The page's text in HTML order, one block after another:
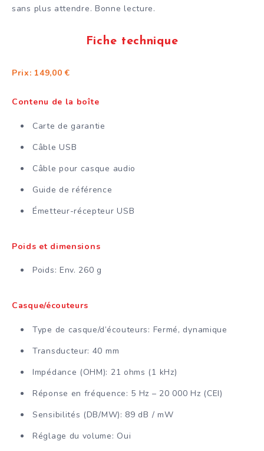
sans plus attendre. Bonne lecture.
Fiche technique
Prix: 149,00 €
Contenu de la boîte
Carte de garantie
Câble USB
Câble pour casque audio
Guide de référence
Émetteur-récepteur USB
Poids et dimensions
Poids: Env. 260 g
Casque/écouteurs
Type de casque/d’écouteurs: Fermé, dynamique
Transducteur: 40 mm
Impédance (OHM): 21 ohms (1 kHz)
Réponse en fréquence: 5 Hz – 20 000 Hz (CEI)
Sensibilités (DB/MW): 89 dB / mW
Réglage du volume: Oui